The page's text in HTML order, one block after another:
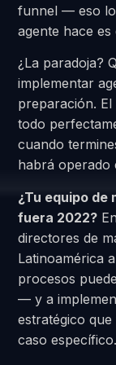
funnel — eso lo
agente hace
¿La paradoja?
implementar
preparación.
todo
cuando
habrá operado
¿Tu equipo de
fuera 2022?
directores de
Latinoamérica
procesos
— y a
estratégico
caso específico.